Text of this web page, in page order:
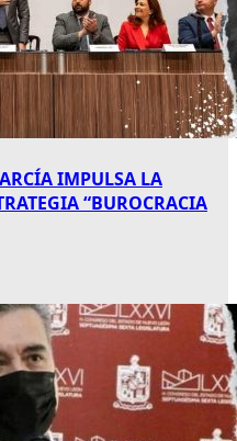
IMPULSA LA
“BUROCRACIA